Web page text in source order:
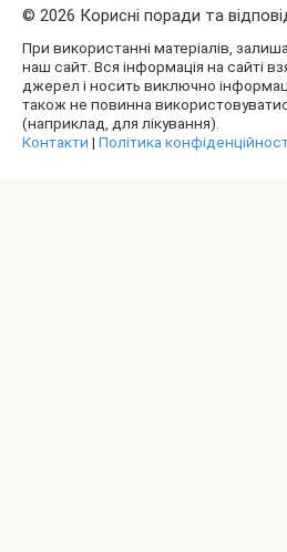
© 2026 Корисні поради та
При використанні матеріалів,
наш сайт. Вся інформація на сайті
джерел і носить виключно
також не повинна
(наприклад, для лікування).
Контакти | Політика